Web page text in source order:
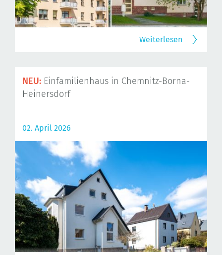
Weiterlesen
NEU: Einfamilienhaus in Chemnitz-Borna-
Heinersdorf
02. April 2026